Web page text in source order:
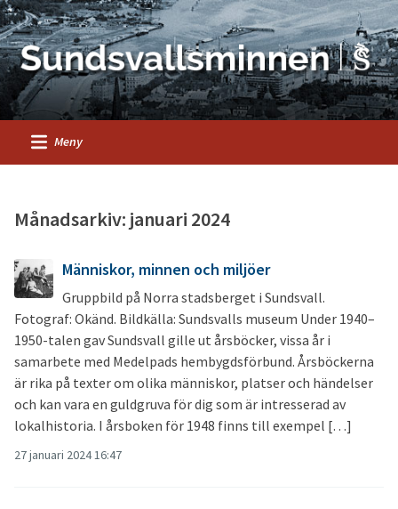
Meny
Månadsarkiv: januari 2024
Människor, minnen och miljöer
Gruppbild på Norra stadsberget i Sundsvall.
Fotograf: Okänd. Bildkälla: Sundsvalls museum Under 1940–
1950-talen gav Sundsvall gille ut årsböcker, vissa år i
samarbete med Medelpads hembygdsförbund. Årsböckerna
är rika på texter om olika människor, platser och händelser
och kan vara en guldgruva för dig som är intresserad av
lokalhistoria. I årsboken för 1948 finns till exempel […]
27 januari 2024 16:47